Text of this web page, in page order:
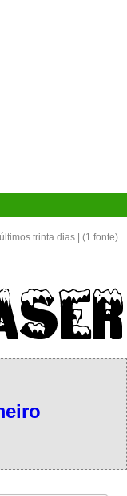
trinta dias | (1 fonte)